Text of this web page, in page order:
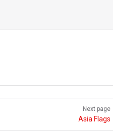
Next page
Asia Flags